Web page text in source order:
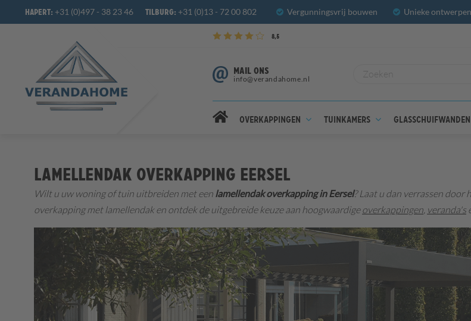
Hapert: +31 (0)497 - 38 23 46 Tilburg: +31 (0)13 - 72 00 802 Vergunningsvrij bouwen Unieke ontwerpen
8,5
MAIL ONS
info@verandahome.nl
Overkappingen Tuinkamers Glasschuifwanden
Lamellendak overkapping Eersel
Wilt u uw woning of tuin uitbreiden met een lamellendak overkapping in Eersel? Laat u dan verrassen door
overkapping met lamellendak en ontdek de uitgebreide keuze aan hoogwaardige overkappingen, veranda's